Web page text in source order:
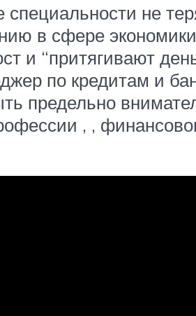
специальности не
в сфере
и “притягивают
по кредитам и
предельно
, ,